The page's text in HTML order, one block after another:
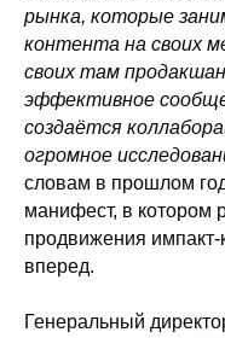
рынка, которые
контента на своих
своих там
эффективное
создаётся
огромное
словам в прошлом
манифест, в котором
продвижения импакт-
вперед.
Генеральный